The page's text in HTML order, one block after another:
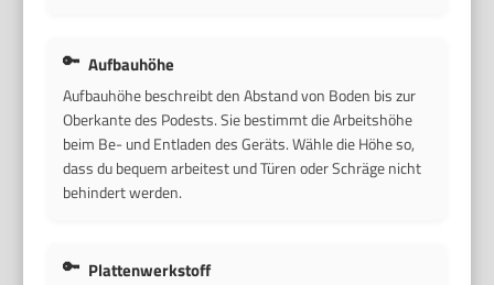
Aufbauhöhe
Aufbauhöhe beschreibt den Abstand von Boden bis zur
Oberkante des Podests. Sie bestimmt die Arbeitshöhe
beim Be- und Entladen des Geräts. Wähle die Höhe so,
dass du bequem arbeitest und Türen oder Schräge nicht
behindert werden.
Plattenwerkstoff